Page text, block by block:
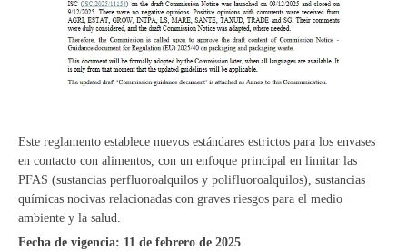
Este reglamento establece nuevos estándares estrictos para los envases
en contacto con alimentos, con un enfoque principal en limitar las
PFAS (sustancias perfluoroalquilos y polifluoroalquilos), sustancias
químicas nocivas relacionadas con graves riesgos para el medio
ambiente y la salud.
Fecha de vigencia: 11 de febrero de 2025